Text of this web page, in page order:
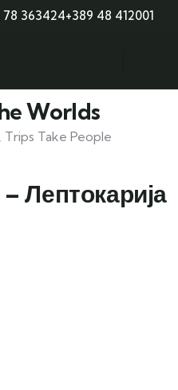
78 363424+389 48 412001
Worlds
Trips Take People
Лептокарија